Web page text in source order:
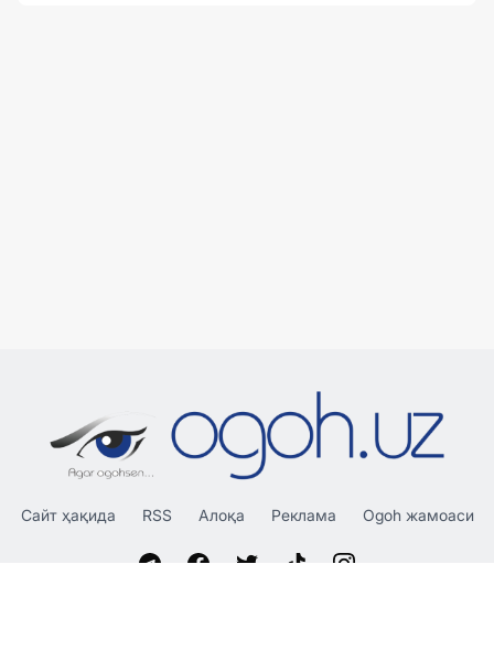
Сайт ҳақида RSS Алоқа Реклама Ogoh жамоаси